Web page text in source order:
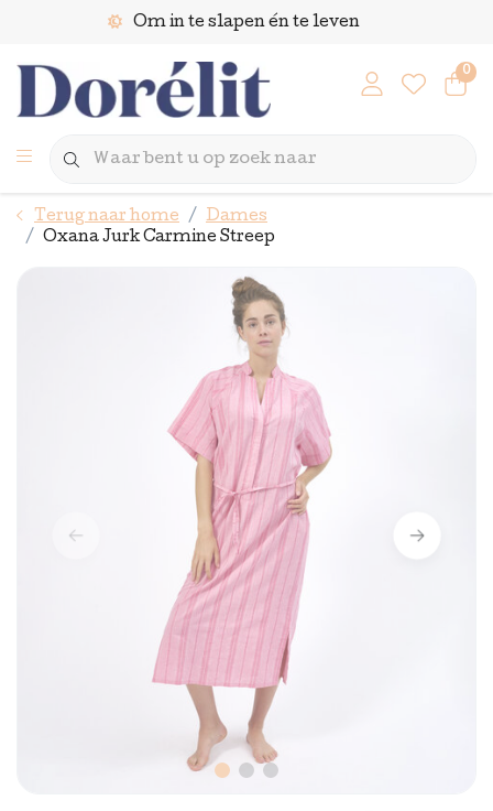
Om in te slapen én te leven
0
Terug naar home
Dames
Oxana Jurk Carmine Streep